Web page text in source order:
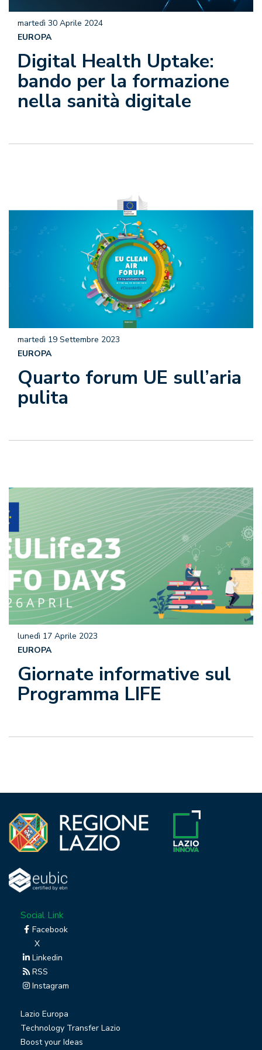
Digital Health Uptake:
bando per la formazione
nella sanità digitale
martedì 30 Aprile 2024
EUROPA
Quarto forum UE sull’aria
pulita
martedì 19 Settembre 2023
EUROPA
Giornate informative sul
Programma LIFE
lunedì 17 Aprile 2023
EUROPA
Social Link
Facebook
X
Linkedin
RSS
Instagram
Lazio Europa
Technology Transfer Lazio
Boost your Ideas